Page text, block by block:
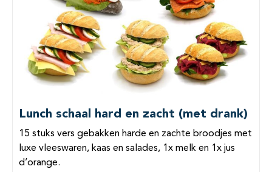
Lunch schaal hard en zacht (met drank)
15 stuks vers gebakken harde en zachte broodjes met
luxe vleeswaren, kaas en salades, 1x melk en 1x jus
d’orange.